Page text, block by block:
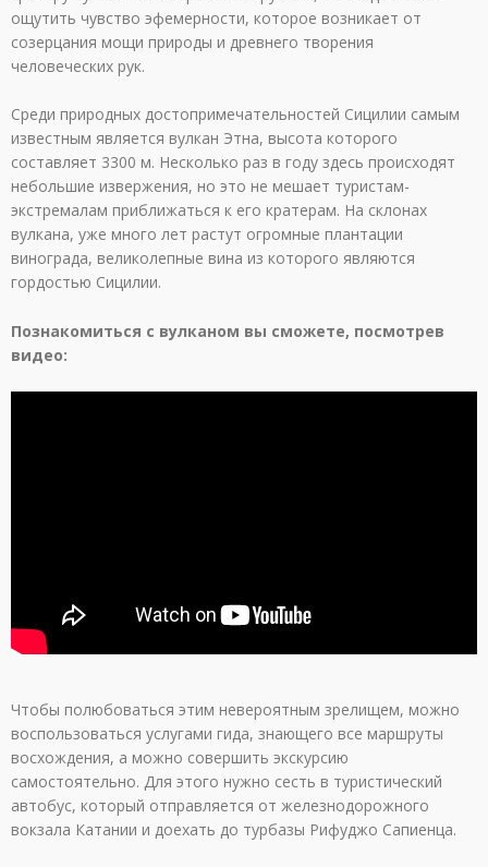
ощутить чувство эфемерности, которое возникает от
созерцания мощи природы и древнего творения
человеческих рук.
Среди природных достопримечательностей Сицилии самым
известным является вулкан Этна, высота которого
составляет 3300 м. Несколько раз в году здесь происходят
небольшие извержения, но это не мешает туристам-
экстремалам приближаться к его кратерам. На склонах
вулкана, уже много лет растут огромные плантации
винограда, великолепные вина из которого являются
гордостью Сицилии.
Познакомиться с вулканом вы сможете, посмотрев
видео:
Чтобы полюбоваться этим невероятным зрелищем, можно
воспользоваться услугами гида, знающего все маршруты
восхождения, а можно совершить экскурсию
самостоятельно. Для этого нужно сесть в туристический
автобус, который отправляется от железнодорожного
вокзала Катании и доехать до турбазы Рифуджо Сапиенца.